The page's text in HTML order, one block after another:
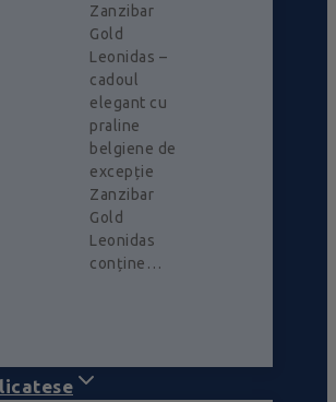
Zanzibar
Gold
Leonidas –
cadoul
elegant cu
praline
belgiene de
excepție
Zanzibar
Gold
Leonidas
conține…